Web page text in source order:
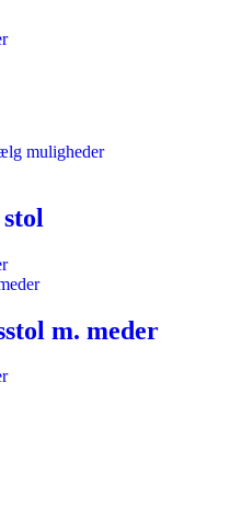
muligheder
m. meder